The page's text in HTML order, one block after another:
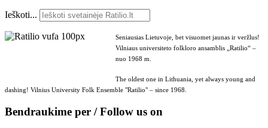
Ieškoti...
Seniausias Lietuvoje, bet visuomet jaunas ir veržlus!
Vilniaus universiteto folkloro ansamblis „Ratilio“ –
nuo 1968 m.
The oldest one in Lithuania, yet always young and
dashing! Vilnius University Folk Ensemble "Ratilio" – since 1968.
Bendraukime per / Follow us on